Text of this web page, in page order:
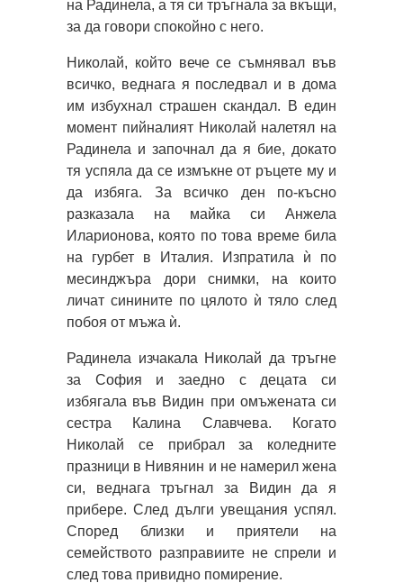
на Радинела, а тя си тръгнала за вкъщи,
за да говори спокойно с него.
Николай, който вече се съмнявал във
всичко, веднага я последвал и в дома
им избухнал страшен скандал. В един
момент пийналият Николай налетял на
Радинела и започнал да я бие, докато
тя успяла да се измъкне от ръцете му и
да избяга. За всичко ден по-късно
разказала на майка си Анжела
Иларионова, която по това време била
на гурбет в Италия. Изпратила ѝ по
месинджъра дори снимки, на които
личат синините по цялото ѝ тяло след
побоя от мъжа ѝ.
Радинела изчакала Николай да тръгне
за София и заедно с децата си
избягала във Видин при омъжената си
сестра Калина Славчева. Когато
Николай се прибрал за коледните
празници в Нивянин и не намерил жена
си, веднага тръгнал за Видин да я
прибере. След дълги увещания успял.
Според близки и приятели на
семейството разправиите не спрели и
след това привидно помирение.